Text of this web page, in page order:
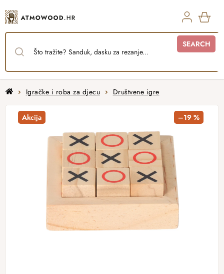
to
content
SEARCH
HomeIgračke i roba za djecu Društvene igre
Akcija –19 %